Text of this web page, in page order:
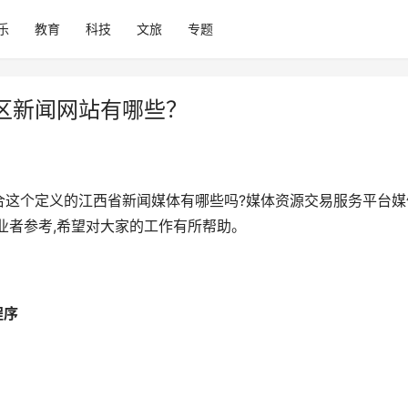
教育 科技 文旅 专题
闻网站有哪些？
个定义的江西省新闻媒体有哪些吗?媒体资源交易服务平台
参考,希望对大家的工作有所帮助。
序